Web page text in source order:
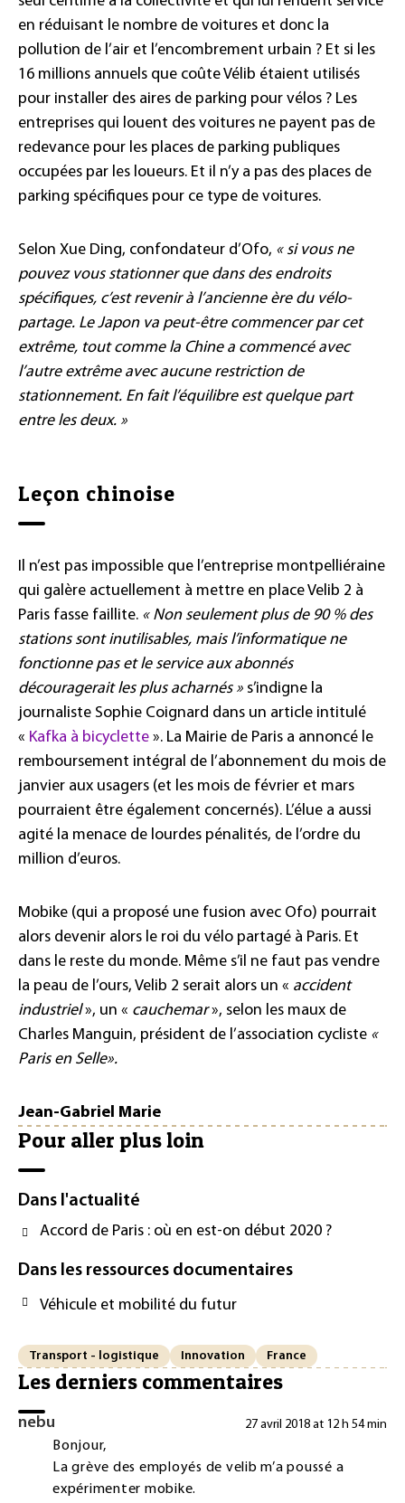
en réduisant le nombre de voitures et donc la
pollution de l’air et l’encombrement urbain ? Et si les
16 millions annuels que coûte Vélib étaient utilisés
pour installer des aires de parking pour vélos ? Les
entreprises qui louent des voitures ne payent pas de
redevance pour les places de parking publiques
occupées par les loueurs. Et il n’y a pas des places de
parking spécifiques pour ce type de voitures.
Selon Xue Ding, confondateur d’Ofo, « si vous ne
pouvez vous stationner que dans des endroits
spécifiques, c’est revenir à l’ancienne ère du vélo-
partage. Le Japon va peut-être commencer par cet
extrême, tout comme la Chine a commencé avec
l’autre extrême avec aucune restriction de
stationnement. En fait l’équilibre est quelque part
entre les deux. »
Leçon chinoise
Il n’est pas impossible que l’entreprise montpelliéraine
qui galère actuellement à mettre en place Velib 2 à
Paris fasse faillite. « Non seulement plus de 90 % des
stations sont inutilisables, mais l’informatique ne
fonctionne pas et le service aux abonnés
découragerait les plus acharnés » s’indigne la
journaliste Sophie Coignard dans un article intitulé
« Kafka à bicyclette ». La Mairie de Paris a annoncé le
remboursement intégral de l’abonnement du mois de
janvier aux usagers (et les mois de février et mars
pourraient être également concernés). L’élue a aussi
agité la menace de lourdes pénalités, de l’ordre du
million d’euros.
Mobike (qui a proposé une fusion avec Ofo) pourrait
alors devenir alors le roi du vélo partagé à Paris. Et
dans le reste du monde. Même s’il ne faut pas vendre
la peau de l’ours, Velib 2 serait alors un « accident
industriel», un « cauchemar», selon les maux de
Charles Manguin, président de l’association cycliste «
Paris en Selle».
Jean-Gabriel Marie
Pour aller plus loin
Dans l'actualité
Accord de Paris : où en est-on début 2020 ?
Dans les ressources documentaires
Véhicule et mobilité du futur
Transport - logistique Innovation France
Les derniers commentaires
nebu 27 avril 2018 at 12 h 54 min
Bonjour,
La grève des employés de velib m’a poussé a
expérimenter mobike.